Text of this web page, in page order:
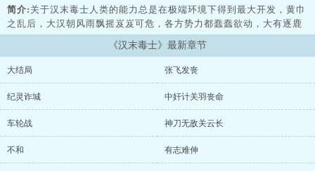
简介: 关于汉末毒士人类的能力总是在极端环境下得到最大开发，黄巾
之乱后，大汉朝风雨飘摇岌岌可危，各方势力都蠢蠢欲动，大有逐鹿
天下之势，那些阴险诡谲的谋士也有了用武之地，他们将这个世道变
得更加残酷。一个从后世穿越而来的人让一切都变了，他虽然不能力
挽狂澜，更无力拯救天下苍生，可是他学会了狠毒，学会了如何自
《汉末毒士》最新章节
大结局 张飞发丧
纪灵诈城 中奸计关羽丧命
车轮战 神刀无敌关云长
不和 有志难伸